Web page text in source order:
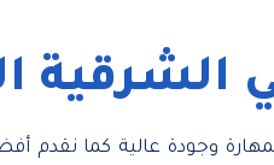
الشرقية
وجودة عالية كما نقدم